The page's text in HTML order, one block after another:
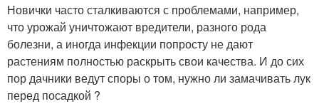
Новички часто сталкиваются с проблемами, например,
что урожай уничтожают вредители, разного рода
болезни, а иногда инфекции попросту не дают
растениям полностью раскрыть свои качества. И до сих
пор дачники ведут споры о том, нужно ли замачивать лук
перед посадкой ?